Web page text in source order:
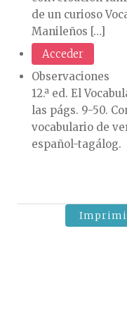
de un curioso
Manileños […]
Acceder
Observaciones
12.ª ed. El
las págs. 9-50.
vocabulario de
español-tagálog.